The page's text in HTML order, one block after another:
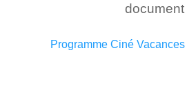
document
Programme Ciné